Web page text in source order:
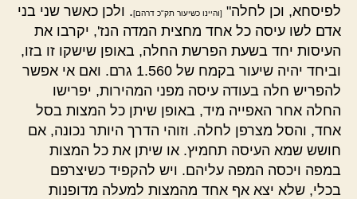
לפיסחא, וכן לחלה" [והיינו כשיעור תק"כ דרהם]. ולכן כאשר שני בני
אדם לשו עיסה כל אחד מחצית המדה הנז', יקרבו את
העיסות יחד בשעת הפרשת החלה, באופן שישקו זו בזו,
וביחד יהיה שיעור בקמח של 1.560 גרם. ואם אי אפשר
להפריש חלה בעודה עיסה מפני המהירות, יפרישו
החלה אחר האפייה מיד, באופן שיתן כל המצות בסל
אחד, והסל מצרפן לחלה. וזוהי הדרך היותר נכונה, אם
חושש שמא העיסה תחמיץ. או שיתן את כל המצות
במפה ויכסה המפה עליהם. ויש להקפיד כשיצרפם
בכלי, שלא יצא אף אחד מהמצות למעלה מדופנות